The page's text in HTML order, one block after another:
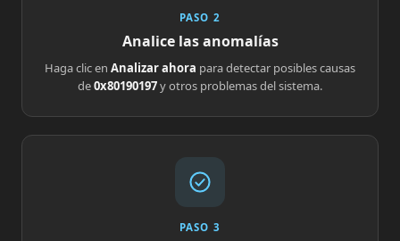
PASO 2
Analice las anomalías
Haga clic en Analizar ahora para detectar posibles causas
de0x80190197y otros problemas del sistema.
PASO 3